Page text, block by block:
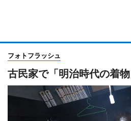
フォトフラッシュ
古民家で「明治時代の着